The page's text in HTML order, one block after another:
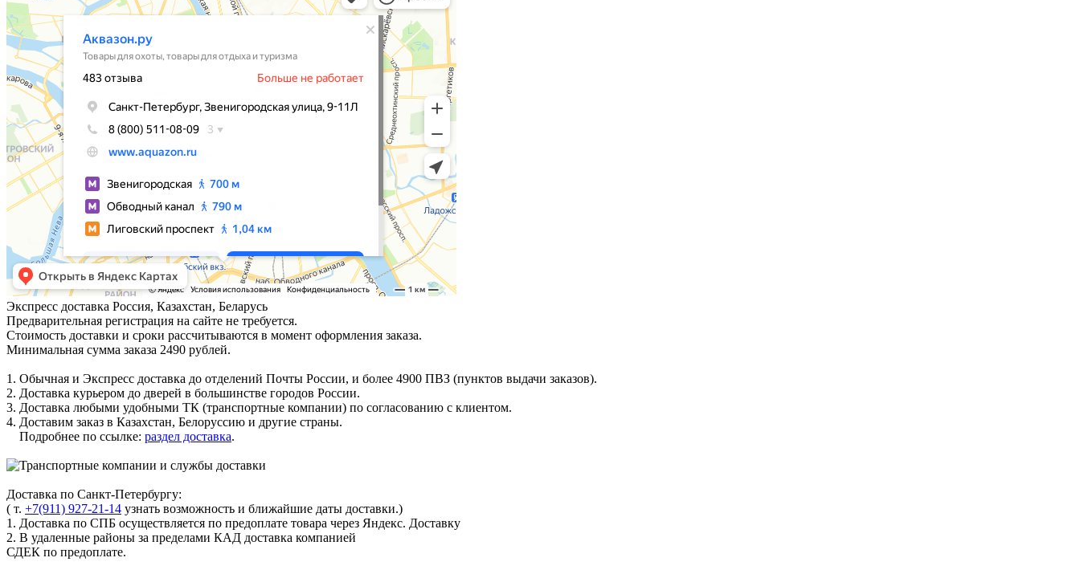
Экспресс доставка Россия, Казахстан, Беларусь
Предварительная регистрация на сайте не требуется.
Стоимость доставки и сроки рассчитываются в момент оформления заказа.
Минимальная сумма заказа 2490 рублей.
1. Обычная и Экспресс доставка до отделений Почты России, и более 4900 ПВЗ (пунктов выдачи заказов).
2. Доставка курьером до дверей в большинстве городов России.
3. Доставка любыми удобными ТК (транспортные компании) по согласованию с клиентом.
4. Доставим заказ в Казахстан, Белоруссию и другие страны.
Подробнее по ссылке: раздел доставка.
Доставка по Санкт-Петербургу:
( т. +7(911) 927-21-14 узнать возможность и ближайшие даты доставки.)
1. Доставка по СПБ осуществляется по предоплате товара через Яндекс. Доставку
2. В удаленные районы за пределами КАД доставка компанией
СДЕК по предоплате.